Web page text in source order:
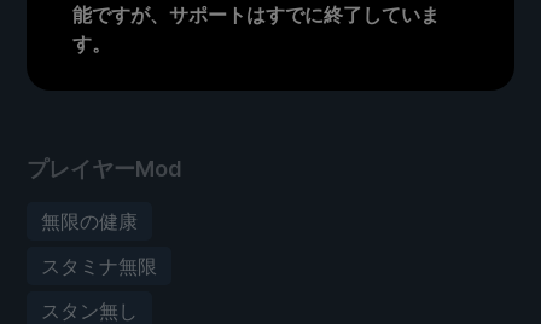
能ですが、サポートはすでに終了していま
す。
プレイヤーMod
無限の健康
スタミナ無限
スタン無し